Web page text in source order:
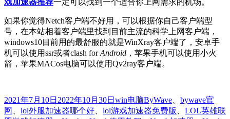
戏加速器推荐一定可以找到一个适合你上网需求的机场。
如果你觉得Netch客户端不好用，可以根据你自己客户端型
号，在本站相着客户端里找到目前主流的科学上网客户端，
windows10目前用的最舒服的就是WinXray客户端了，安卓手
机可以使用ssr或者clash forAndroid， 苹果手机可以使用小火
箭，苹果MACos电脑可以使用Qv2ray客户端。
发
布
2021年7月10日 2022年10月30日 分
类
win电脑标
签
ByWave、 bywave官
网 、 lol外服加速器哪个好、 lol游戏加速器免费版 、 LOL英雄联